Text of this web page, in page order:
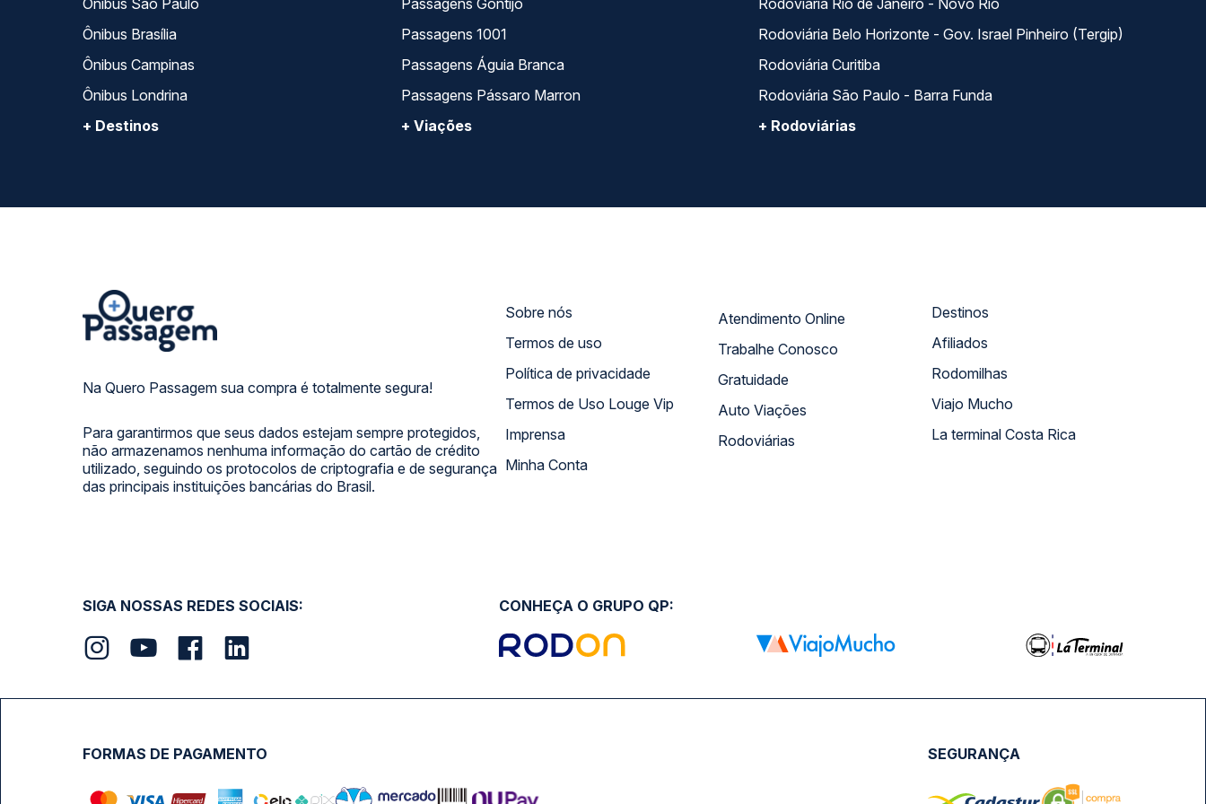
Ônibus São Paulo
Ônibus Brasília
Ônibus Campinas
Ônibus Londrina
+ Destinos
Passagens Gontijo
Passagens 1001
Passagens Águia Branca
Passagens Pássaro Marron
+ Viações
Rodoviária Rio de Janeiro - Novo Rio
Rodoviária Belo Horizonte - Gov. Israel Pinheiro (Tergip)
Rodoviária Curitiba
Rodoviária São Paulo - Barra Funda
+ Rodoviárias
Na Quero Passagem sua compra é totalmente segura!
Para garantirmos que seus dados estejam sempre protegidos,
não armazenamos nenhuma informação do cartão de crédito
utilizado, seguindo os protocolos de criptografia e de segurança
das principais instituições bancárias do Brasil.
Sobre nós
Termos de uso
Política de privacidade
Termos de Uso Louge Vip
Imprensa
Minha Conta
Atendimento Online
Trabalhe Conosco
Gratuidade
Auto Viações
Rodoviárias
Destinos
Afiliados
Rodomilhas
Viajo Mucho
La terminal Costa Rica
SIGA NOSSAS REDES SOCIAIS: CONHEÇA O GRUPO QP:
FORMAS DE PAGAMENTO SEGURANÇA